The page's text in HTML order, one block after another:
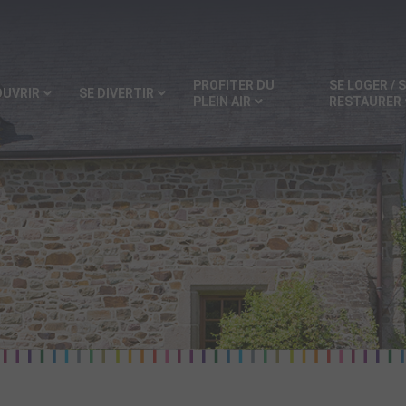
SE DIVERTIR
PROFITER DU
PLEIN AIR
SE LOGER /
RESTAURER